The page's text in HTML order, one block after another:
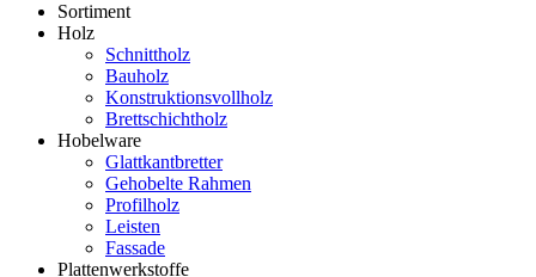
Sortiment
Holz
Schnittholz
Bauholz
Konstruktionsvollholz
Brettschichtholz
Hobelware
Glattkantbretter
Gehobelte Rahmen
Profilholz
Leisten
Fassade
Plattenwerkstoffe